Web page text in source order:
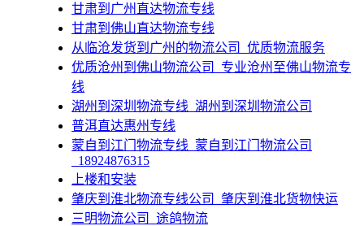
甘肃到广州直达物流专线
甘肃到佛山直达物流专线
​从临沧发货到广州的物流公司_优质物流服务
​优质沧州到佛山物流公司_专业沧州至佛山物流专
线
​湖州到深圳物流专线_湖州到深圳物流公司
普洱直达惠州专线
​蒙自到江门物流专线_蒙自到江门物流公司
_18924876315
上楼和安装
肇庆到淮北物流专线公司_肇庆到淮北货物快运
​三明物流公司_途鸽物流